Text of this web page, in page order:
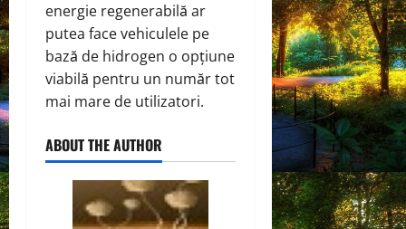
energie regenerabilă ar
putea face vehiculele pe
bază de hidrogen o opțiune
viabilă pentru un număr tot
mai mare de utilizatori.
ABOUT THE AUTHOR